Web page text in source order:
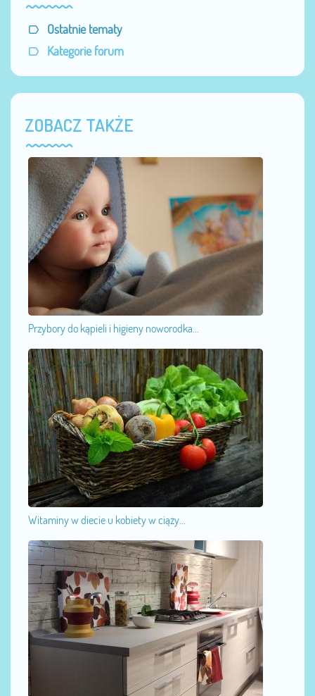
Ostatnie tematy
Kategorie forum
ZOBACZ TAKŻE
Przybory do kąpieli i higieny noworodka...
Witaminy w diecie u kobiety w ciąży...